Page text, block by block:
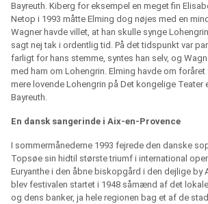
Bayreuth. Kiberg for eksempel en meget fin
Netop i 1993 måtte Elming dog nøjes med en
Wagner havde villet, at han skulle synge
sagt nej tak i ordentlig tid. På det tidspunkt var
farligt for hans stemme, syntes han selv, og
med ham om Lohengrin. Elming havde om
mere lovende Lohengrin på Det kongelige Teater
Bayreuth.
En dansk sangerinde i Aix-en-Provence
I sommermånederne 1993 fejrede den danske
Topsøe sin hidtil største triumf i international
Euryanthe i den åbne biskopgård i den dejlige by
blev festivalen startet i 1948 såmænd af det
og dens banker, ja hele regionen bag et af de